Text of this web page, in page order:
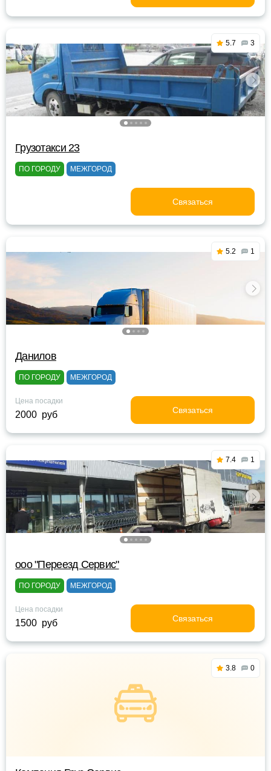
5.7 3
Грузотакси 23
ПО ГОРОДУ МЕЖГОРОД
Связаться
5.2 1
Данилов
ПО ГОРОДУ МЕЖГОРОД
Цена посадки
2000 руб Связаться
7.4 1
ооо "Переезд Сервис"
ПО ГОРОДУ МЕЖГОРОД
Цена посадки
1500 руб Связаться
3.8 0